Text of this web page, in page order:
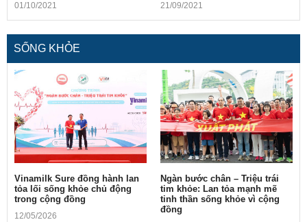
01/10/2021 21/09/2021
SỐNG KHỎE
Vinamilk Sure đồng hành lan
tỏa lối sống khỏe chủ động
trong cộng đồng
12/05/2026
Ngàn bước chân – Triệu trái
tim khỏe: Lan tỏa mạnh mẽ
tinh thần sống khỏe vì cộng
đồng